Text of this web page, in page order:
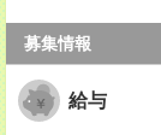
募集情報
給与